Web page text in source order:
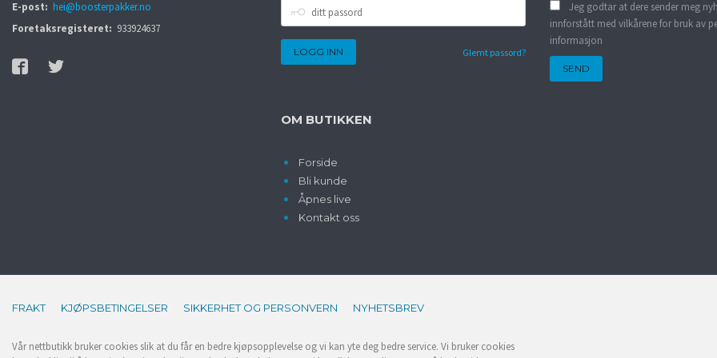
E-post: hei@boosterpakker.no
Foretaksregisteret: 933924637
PASSORD
Glemt passord?
OM BUTIKKEN
Forside
Bli kunde
Åpnes live
Kontakt oss
Jeg godtar at dere sender meg
innforstått med vilkårene for bruk av
informasjon
FRAKT KJØPSBETINGELSER SIKKERHET OG PERSONVERN NYHETSBREV
Vår nettbutikk bruker cookies slik at du får en bedre kjøpsopplevelse og vi kan yte deg bedre service. Vi bruker cookies